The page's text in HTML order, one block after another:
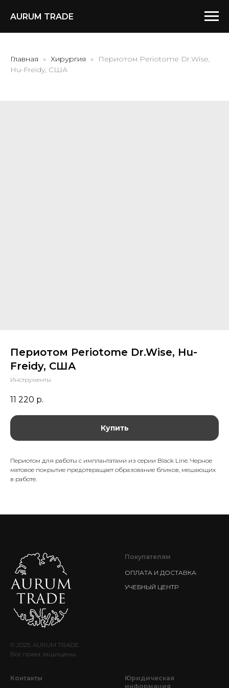
AURUM TRADE
Главная Хирургия
Периотом Periotome Dr.Wise,
Hu-Freidy, США
Периотом Periotome Dr.Wise, Hu-
Freidy, США
Инструменты
11 220 р.
Купить
Периотом для работы с имплантатами из серии Black Line. Черное
матовое покрытие предотвращает образование бликов, мешающих
в работе.
© 2025. AURUM TRADE.
Все права защищены.
Покупателям
ОПЛАТА И ДОСТАВКА
УЧЕБНЫЙ ЦЕНТР
Контакты
Юридическая
информация